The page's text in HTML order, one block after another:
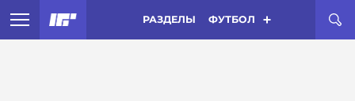
РАЗДЕЛЫ ФУТБОЛ